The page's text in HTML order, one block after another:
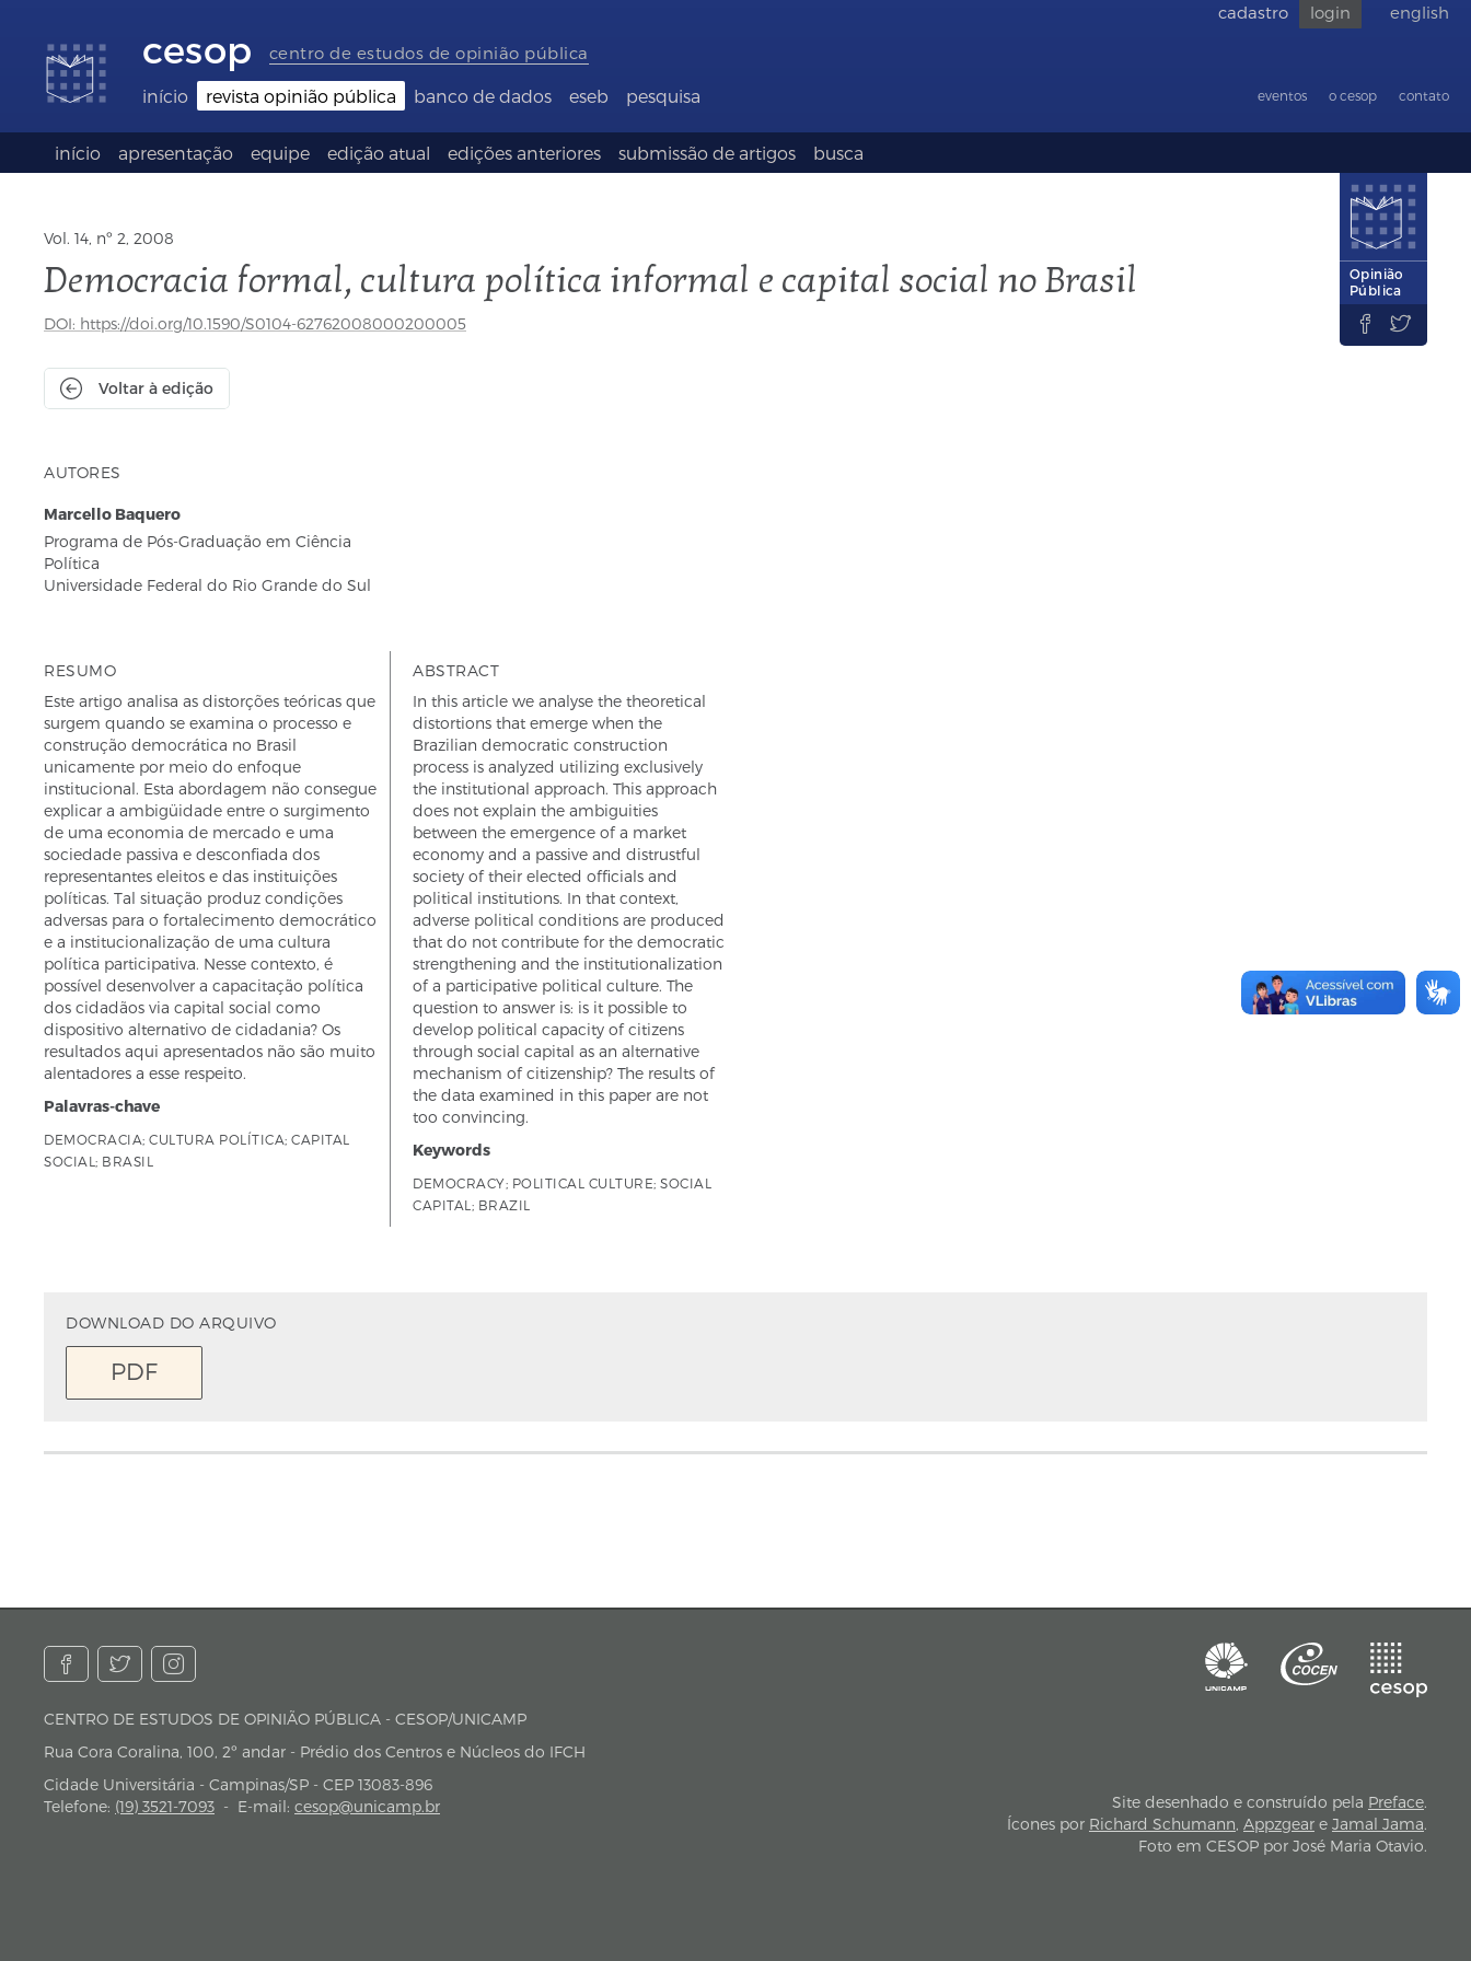
acessibilidade
conteúdo
rodapé
idioma
(Language
selection)
cesop centro de estudos de opinião pública
início revista opinião pública
início apresentação equipe edição atual edições anteriores submissão de artigos busca
banco de dados eseb pesquisa eventos o cesop contato
cadastro login english
Vol. 14, nº 2, 2008
Democracia formal, cultura política informal e capital social no Brasil
DOI: https://doi.org/10.1590/S0104-62762008000200005
Voltar à edição
Opinião
Pública
 
AUTORES
Marcello Baquero
Programa de Pós-Graduação em Ciência
Política
Universidade Federal do Rio Grande do Sul
RESUMO
Este artigo analisa as distorções teóricas que
surgem quando se examina o processo e
construção democrática no Brasil
unicamente por meio do enfoque
institucional. Esta abordagem não consegue
explicar a ambigüidade entre o surgimento
de uma economia de mercado e uma
sociedade passiva e desconfiada dos
representantes eleitos e das instituições
políticas. Tal situação produz condições
adversas para o fortalecimento democrático
e a institucionalização de uma cultura
política participativa. Nesse contexto, é
possível desenvolver a capacitação política
dos cidadãos via capital social como
dispositivo alternativo de cidadania? Os
resultados aqui apresentados não são muito
alentadores a esse respeito.
Palavras-chave
DEMOCRACIA; CULTURA POLÍTICA; CAPITAL
SOCIAL; BRASIL
ABSTRACT
In this article we analyse the theoretical
distortions that emerge when the
Brazilian democratic construction
process is analyzed utilizing exclusively
the institutional approach. This approach
does not explain the ambiguities
between the emergence of a market
economy and a passive and distrustful
society of their elected officials and
political institutions. In that context,
adverse political conditions are produced
that do not contribute for the democratic
strengthening and the institutionalization
of a participative political culture. The
question to answer is: is it possible to
develop political capacity of citizens
through social capital as an alternative
mechanism of citizenship? The results of
the data examined in this paper are not
too convincing.
Keywords
DEMOCRACY; POLITICAL CULTURE; SOCIAL
CAPITAL; BRAZIL
DOWNLOAD DO ARQUIVO
PDF
endereço
CENTRO DE ESTUDOS DE OPINIÃO PÚBLICA - CESOP/UNICAMP
Rua Cora Coralina, 100, 2º andar - Prédio dos Centros e Núcleos do IFCH
Cidade Universitária - Campinas/SP - CEP 13083-896
Telefone: (19) 3521-7093 - E-mail: cesop@unicamp.br Site desenhado e construído pela Preface.
Ícones por Richard Schumann, Appzgeare Jamal Jama.
Foto em CESOP por José Maria Otavio.